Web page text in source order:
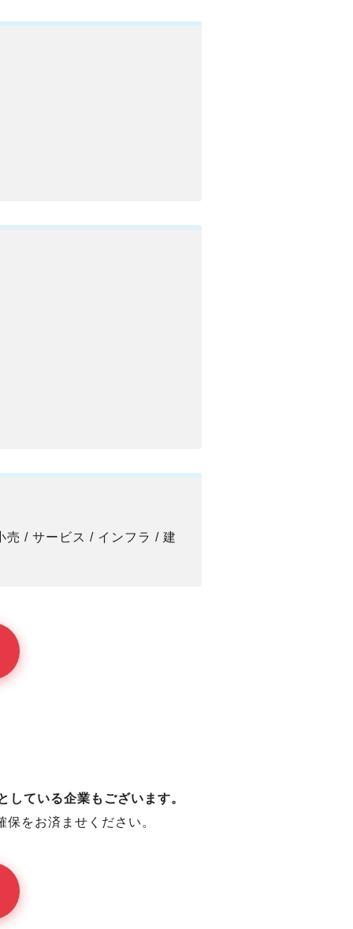
/ サービス / インフラ / 建
している企業もございます。
をお済ませください。